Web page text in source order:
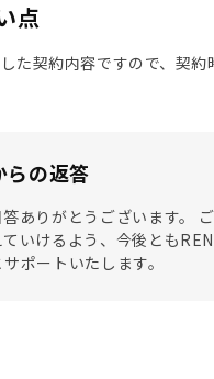
点
た契約内容ですので、契
らの返答
ありがとうございます。
いけるよう、今後とも
ポートいたします。